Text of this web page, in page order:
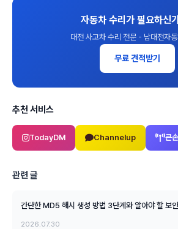
자동차 수리가 필요하신
대전 사고차 수리 전문 - 남대전자
무료 견적받기
추천 서비스
TodayDM Channelup 큰
관련 글
간단한 MD5 해시 생성 방법 3단계와 알아야 할 보
2026.07.30